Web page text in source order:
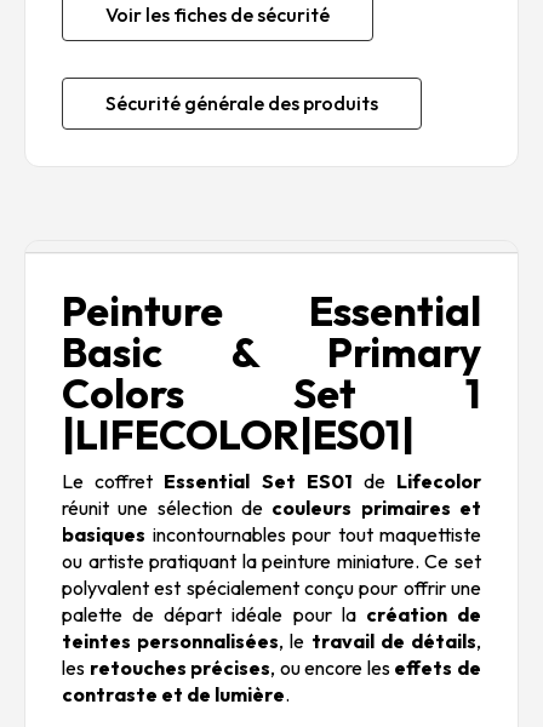
Voir les fiches de sécurité
Sécurité générale des produits
Peinture Essential
Basic & Primary
Colors Set 1
|LIFECOLOR|ES01|
Le coffret Essential Set ES01 de Lifecolor
réunit une sélection de couleurs primaires et
basiques incontournables pour tout maquettiste
ou artiste pratiquant la peinture miniature. Ce set
polyvalent est spécialement conçu pour offrir une
palette de départ idéale pour la création de
teintes personnalisées, le travail de détails,
les retouches précises, ou encore les effets de
contraste et de lumière.